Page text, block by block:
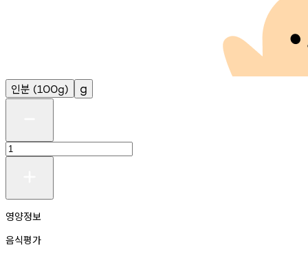
인분 (100g) g
영양정보
음식평가